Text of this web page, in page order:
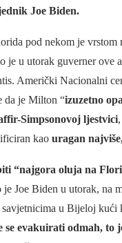
Joe Biden.
pod nekom je vrstom
je u utorak guverner ove
Američki Nacionalni
da je Milton “izuzetno
Simpsonovoj ljestvici
kao uragan
“najgora oluja na
je Joe Biden u utorak, na
savjetnicima u Bijeloj
se evakuirati odmah, to